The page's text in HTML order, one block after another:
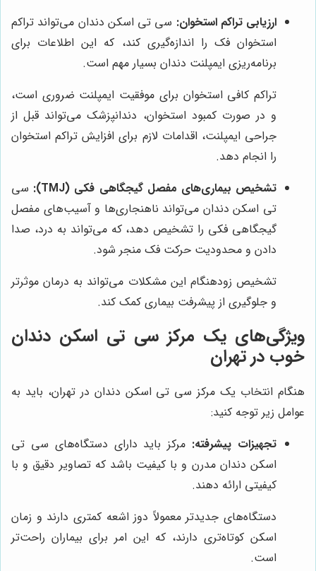
ارزیابی تراکم استخوان: سی تی اسکن دندان می‌تواند تراکم
استخوان فک را اندازه‌گیری کند، که این اطلاعات برای
برنامه‌ریزی ایمپلنت دندان بسیار مهم است.
تراکم کافی استخوان برای موفقیت ایمپلنت ضروری است،
و در صورت کمبود استخوان، دندانپزشک می‌تواند قبل از
جراحی ایمپلنت، اقدامات لازم برای افزایش تراکم استخوان
را انجام دهد.
تشخیص بیماری‌های مفصل گیجگاهی فکی (TMJ):
سی
تی اسکن دندان می‌تواند ناهنجاری‌ها و آسیب‌های مفصل
گیجگاهی فکی را تشخیص دهد، که می‌تواند به درد، صدا
دادن و محدودیت حرکت فک منجر شود.
تشخیص زودهنگام این مشکلات می‌تواند به درمان موثرتر
و جلوگیری از پیشرفت بیماری کمک کند.
ویژگی‌های یک مرکز سی تی اسکن دندان
خوب در تهران
هنگام انتخاب یک مرکز سی تی اسکن دندان در تهران، باید به
عوامل زیر توجه کنید:
تجهیزات پیشرفته: مرکز باید دارای دستگاه‌های سی تی
اسکن دندان مدرن و با کیفیت باشد که تصاویر دقیق و با
کیفیتی ارائه دهند.
دستگاه‌های جدیدتر معمولاً دوز اشعه کمتری دارند و زمان
اسکن کوتاه‌تری دارند، که این امر برای بیماران راحت‌تر
است.